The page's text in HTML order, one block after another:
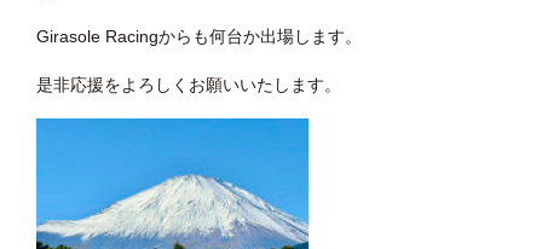
Girasole Racingからも何台か出場します。
是非応援をよろしくお願いいたします。